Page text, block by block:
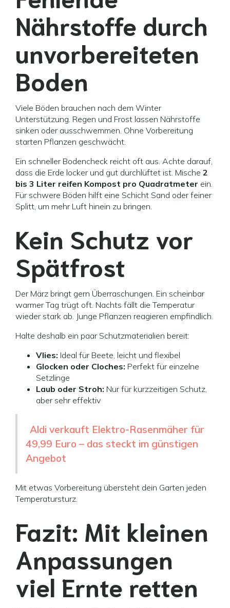
Nährstoffe durch
unvorbereiteten
Boden
Viele Böden brauchen nach dem Winter
Unterstützung. Regen und Frost lassen Nährstoffe
sinken oder ausschwemmen. Ohne Vorbereitung
starten Pflanzen geschwächt.
Ein schneller Bodencheck reicht oft aus. Achte darauf,
dass die Erde locker und gut durchlüftet ist. Mische 2
bis 3 Liter reifen Kompost pro Quadratmeter ein.
Für schwere Böden hilft eine Schicht Sand oder feiner
Splitt, um mehr Luft hinein zu bringen.
Kein Schutz vor
Spätfrost
Der März bringt gern Überraschungen. Ein scheinbar
warmer Tag trügt oft. Nachts fällt die Temperatur
wieder stark ab. Junge Pflanzen reagieren empfindlich.
Halte deshalb ein paar Schutzmaterialien bereit:
Vlies: Ideal für Beete, leicht und flexibel
Glocken oder Cloches: Perfekt für einzelne
Setzlinge
Laub oder Stroh: Nur für kurzzeitigen Schutz,
aber sehr effektiv
Aldi verkauft Elektro-Rasenmäher für
49,99 Euro – das steckt im günstigen
Angebot
Mit etwas Vorbereitung übersteht dein Garten jeden
Temperatursturz.
Fazit: Mit kleinen
Anpassungen
viel Ernte retten